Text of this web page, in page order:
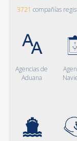
3721 compañías
Agencias de
Aduana